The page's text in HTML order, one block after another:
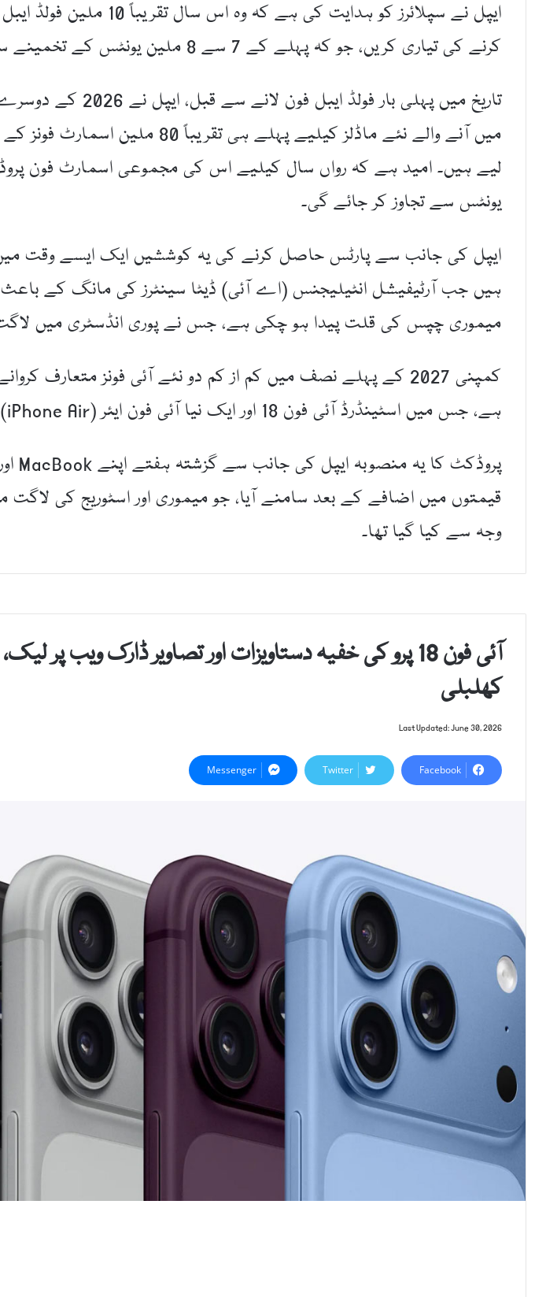
ایپل نے سپلائرز کو ہدایت کی ہے کہ وہ اس
کرنے کی تیاری کریں، جو کہ پہلے کے 7 سے 8 ملین یونٹس کے تخمینے سے زیادہ ہے۔
تاریخ میں پہلی بار فولڈ ایبل
میں آنے والے نئے ماڈلز کیلیے پہلے ہی تقریباً
یونٹس سے تجاوز کر جائے گی۔
ایپل کی جانب سے پارٹس حاصل کرنے کی یہ کوششیں ایک ایسے وقت
ہیں جب آرٹیفیشل انٹیلیجنس (اے آئی) ڈیٹا سینٹرز کی مانگ کے باعث
میموری چپس کی قلت پیدا ہو چکی ہے، جس نے پوری انڈسٹری میں لاگت
کمپنی 2027 کے پہلے نصف میں کم از کم دو نئے آئی فونز متعارف
ہے، جس میں اسٹینڈرڈ آئی فون 18 اور ایک نیا آئی فون ایئر (iPhone Air) شامل ہے۔
قیمتوں میں اضافے کے بعد سامنے آیا، جو میموری اور اسٹوریج کی
وجہ سے کیا گیا تھا۔